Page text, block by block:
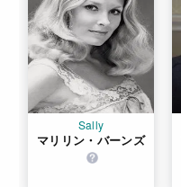
Sally
マリリン・バーンズ